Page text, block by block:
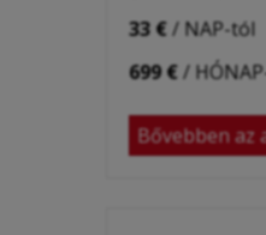
33 €/ NAP-tól
699 €/
Bővebben az